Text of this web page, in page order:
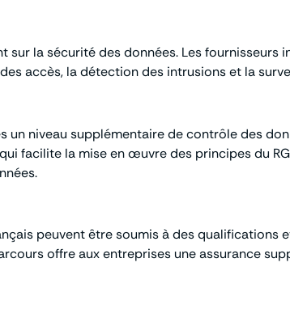
sur la sécurité des données. Les
accès, la détection des intrusions et la
un niveau supplémentaire de contrôle des
facilite la mise en œuvre des principes du
peuvent être soumis à des
offre aux entreprises une assurance